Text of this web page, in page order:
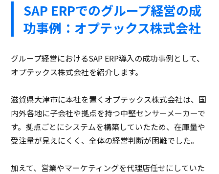
SAP ERPでのグループ経営の成
功事例：オプテックス株式会社
グループ経営におけるSAP ERP導入の成功事例として、
オプテックス株式会社を紹介します。
滋賀県大津市に本社を置くオプテックス株式会社は、国
内外各地に子会社や拠点を持つ中堅センサーメーカーで
す。拠点ごとにシステムを構築していたため、在庫量や
受注量が見えにくく、全体の経営判断が困難でした。
加えて、営業やマーケティングを代理店任せにしていた